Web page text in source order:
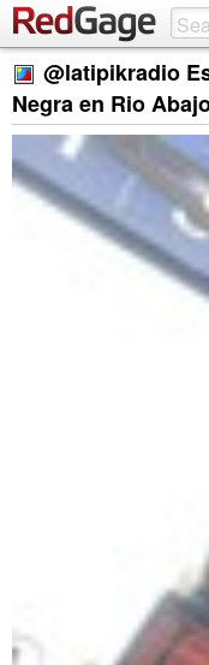
@latipikradio
Negra en Rio